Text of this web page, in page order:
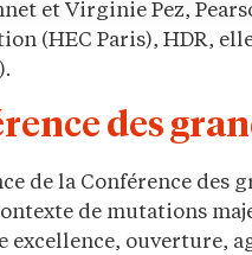
et Virginie Pez,
(HEC Paris), HDR,
des
de la Conférence des
de mutations
excellence, ouverture,